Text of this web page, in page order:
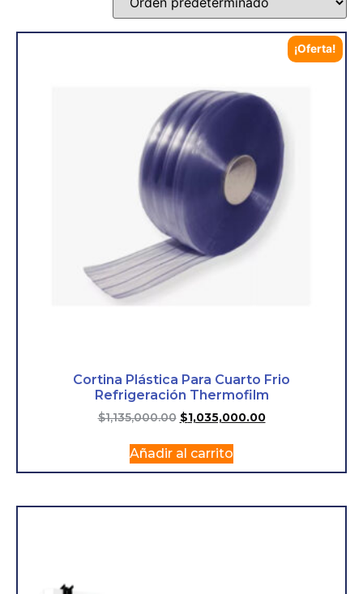
¡Oferta!
Cortina Plástica Para Cuarto Frio
Refrigeración Thermofilm
$1,135,000.00 $1,035,000.00
Añadir al carrito